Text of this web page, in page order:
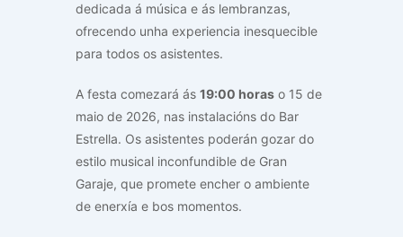
dedicada á música e ás lembranzas,
ofrecendo unha experiencia inesquecible
para todos os asistentes.
A festa comezará ás 19:00 horas o 15 de
maio de 2026, nas instalacións do Bar
Estrella. Os asistentes poderán gozar do
estilo musical inconfundible de Gran
Garaje, que promete encher o ambiente
de enerxía e bos momentos.